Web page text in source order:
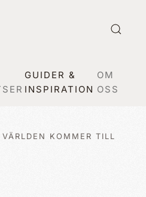
GUIDER &
INSPIRATION
OM
OSS
KOMMER TILL